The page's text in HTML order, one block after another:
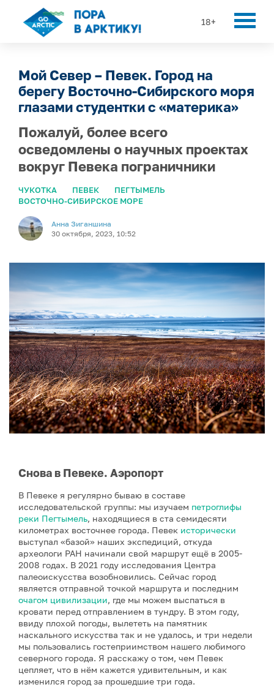
18+
Мой Север – Певек. Город на
берегу Восточно-Сибирского моря
глазами студентки с «материка»
Пожалуй, более всего
осведомлены о научных проектах
вокруг Певека пограничники
ЧУКОТКА ПЕВЕК
ПЕГТЫМЕЛЬ
ВОСТОЧНО-СИБИРСКОЕ МОРЕ
Анна Зиганшина
30 октября, 2023, 10:52
Снова в Певеке. Аэропорт
В Певеке я регулярно бываю в составе
исследовательской группы: мы изучаем петроглифы
реки Пегтымель, находящиеся в ста семидесяти
километрах восточнее города. Певек исторически
выступал «базой» наших экспедиций, откуда
археологи РАН начинали свой маршрут ещё в 2005-
2008 годах. В 2021 году исследования Центра
палеоискусства возобновились. Сейчас город
является отправной точкой маршрута и последним
очагом цивилизации, где мы можем выспаться в
кровати перед отправлением в тундру. В этом году,
ввиду плохой погоды, вылететь на памятник
наскального искусства так и не удалось, и три недели
мы пользовались гостеприимством нашего любимого
северного города. Я расскажу о том, чем Певек
цепляет, что в нём кажется удивительным, и как
изменился город за прошедшие три года.